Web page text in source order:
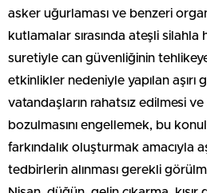
asker uğurlaması ve benzeri
kutlamalar sırasında ateşli silahla
suretiyle can güvenliğinin tehlikeye
etkinlikler nedeniyle yapılan aşırı
vatandaşların rahatsız edilmesi
bozulmasını engellemek, bu
farkındalık oluşturmak amacıyla
tedbirlerin alınması gerekli